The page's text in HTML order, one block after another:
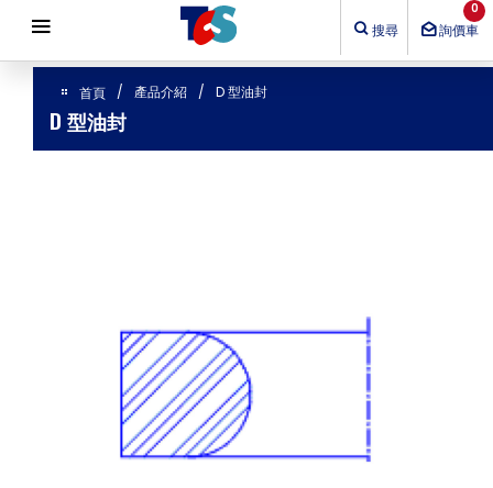
搜尋
0
詢價車
首頁 產品介紹 D 型油封
D 型油封